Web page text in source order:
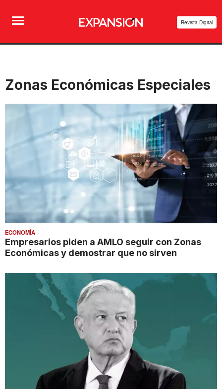
Revista Digital
Zonas Económicas Especiales
ECONOMÍA
Empresarios piden a AMLO seguir con Zonas
Económicas y demostrar que no sirven